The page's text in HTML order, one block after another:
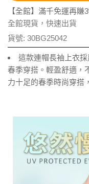
【全館】滿千免運再賺
全館現貨，快速出貨
貨號: 30BG25042
這款連帽長袖上衣
春季穿搭。輕盈舒適，
力十足的春季時尚穿搭